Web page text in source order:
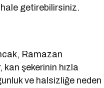
getirebilirsiniz.
Ramazan
kan şekerinin hızla
ve halsizliğe neden